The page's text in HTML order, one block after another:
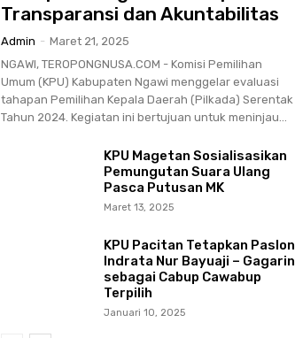
Transparansi dan Akuntabilitas
Admin - Maret 21, 2025
NGAWI, TEROPONGNUSA.COM - Komisi Pemilihan
Umum (KPU) Kabupaten Ngawi menggelar evaluasi
tahapan Pemilihan Kepala Daerah (Pilkada) Serentak
Tahun 2024. Kegiatan ini bertujuan untuk meninjau...
KPU Magetan Sosialisasikan
Pemungutan Suara Ulang
Pasca Putusan MK
Maret 13, 2025
KPU Pacitan Tetapkan Paslon
Indrata Nur Bayuaji – Gagarin
sebagai Cabup Cawabup
Terpilih
Januari 10, 2025